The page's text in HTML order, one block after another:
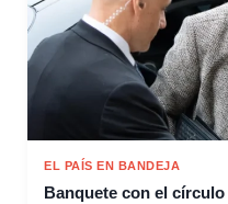
EL PAÍS EN BANDEJA
Banquete con el